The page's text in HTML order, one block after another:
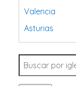
Valencia
Asturias
Tarragona
Navarra
Valladolid